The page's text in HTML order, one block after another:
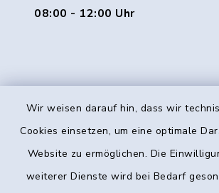
Wir weisen darauf hin, dass wir
Cookies einsetzen, um eine optimale
Website zu ermöglichen. Die
weiterer Dienste wird bei Bedarf
08:00 - 12:00 Uhr
Kontakt